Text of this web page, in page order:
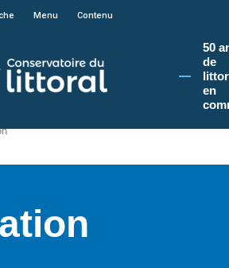
sur le site du Conservatoire du littoral, vous
Menu Contenu
50
de
en